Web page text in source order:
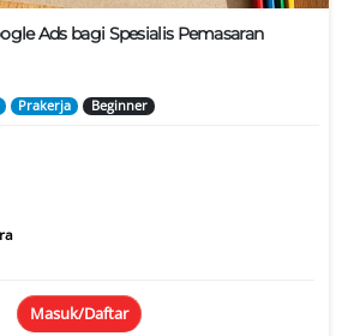
Ads bagi Spesialis Pemasaran
Prakerja Beginner
Masuk/Daftar